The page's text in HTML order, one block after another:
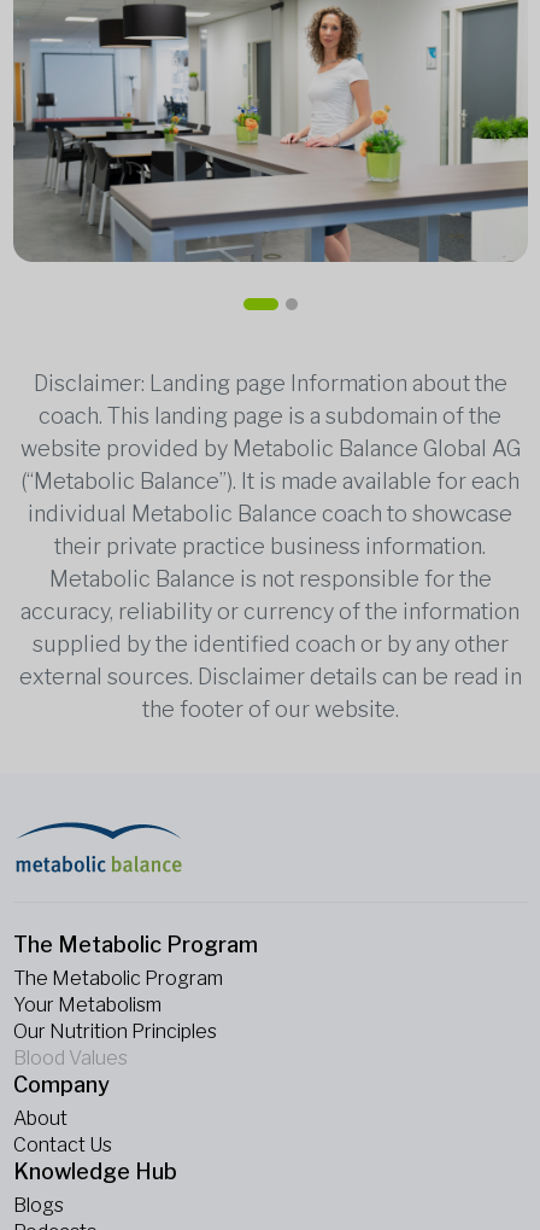
Disclaimer: Landing page Information about the
coach. This landing page is a subdomain of the
website provided by Metabolic Balance Global AG
(“Metabolic Balance”). It is made available for each
individual Metabolic Balance coach to showcase
their private practice business information.
Metabolic Balance is not responsible for the
accuracy, reliability or currency of the information
supplied by the identified coach or by any other
external sources. Disclaimer details can be read in
the footer of our website.
The Metabolic Program
The Metabolic Program
Your Metabolism
Our Nutrition Principles
Blood Values
Company
About
Contact Us
Knowledge Hub
Blogs